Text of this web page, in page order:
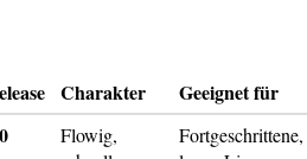
Charakter
Geeignet für
Flowig,
Fortgeschrittene,